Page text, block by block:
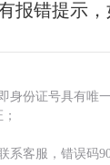
报错提示，
身份证号具有唯
系客服，错误码